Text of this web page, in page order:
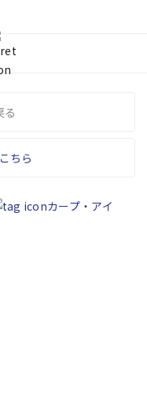
る
ちら
カープ・アイ